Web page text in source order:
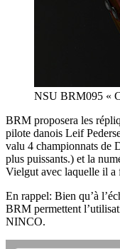
NSU BRM095 «
BRM proposera les
pilote danois Leif
valu 4 championnats de
plus puissants.) et la
Vielgut avec laquelle il a
En rappel: Bien qu’à
BRM permettent
NINCO.